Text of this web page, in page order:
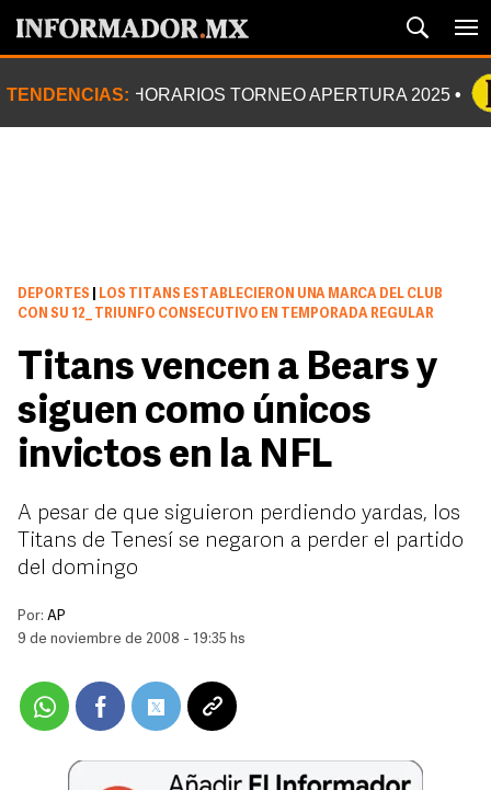
TENDENCIAS: HORARIOS TORNEO APERTURA 2025
DEPORTES
LOS TITANS ESTABLECIERON UNA MARCA DEL CLUB
CON SU 12_ TRIUNFO CONSECUTIVO EN TEMPORADA REGULAR
Titans vencen a Bears y
siguen como únicos
invictos en la NFL
A pesar de que siguieron perdiendo yardas, los
Titans de Tenesí se negaron a perder el partido
del domingo
Por: AP
9 de noviembre de 2008 - 19:35 hs